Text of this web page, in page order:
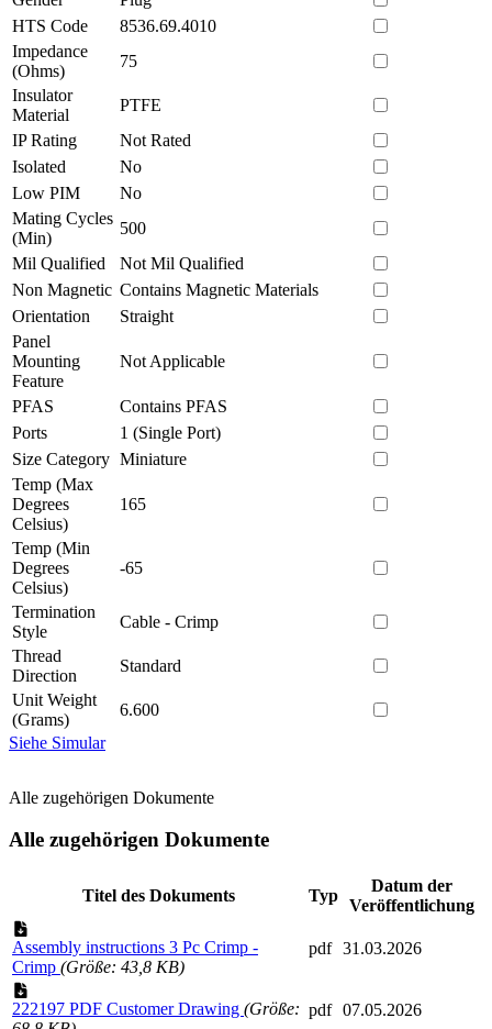
HTS Code
8536.69.4010
Impedance
(Ohms)
75
Insulator
Material
PTFE
IP Rating
Not Rated
Isolated
No
Low PIM
No
Mating Cycles
(Min)
500
Mil Qualified
Not Mil Qualified
Non Magnetic Contains Magnetic Materials
Orientation
Straight
Panel
Mounting
Feature
Not Applicable
PFAS
Contains PFAS
Ports
1 (Single Port)
Size Category Miniature
Temp (Max
Degrees
Celsius)
165
Temp (Min
Degrees
Celsius)
-65
Termination
Style
Cable - Crimp
Thread
Direction
Standard
Unit Weight
(Grams)
6.600
Siehe Simular
Alle zugehörigen Dokumente
Alle zugehörigen Dokumente
Titel des Dokuments Typ
Datum der
Veröffentlichung
Assembly instructions 3 Pc Crimp -
Crimp (Größe: 43,8 KB)
pdf 31.03.2026
222197 PDF Customer Drawing (Größe: pdf 07.05.2026